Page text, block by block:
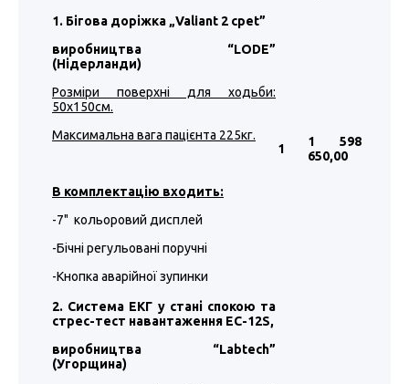
1. Бігова доріжка „Valiant 2 cpet”
виробництва “LODE”
(Нідерланди)
Розміри поверхні для ходьби:
50х150см.
Максимальна вага пацієнта 225кг.
В комплектацію входить:
-7" кольоровий дисплей
-Бічні регульовані поручні
-Кнопка аварійної зупинки
1
1 598
650,00
2. Система ЕКГ у стані спокою та
стрес-тест навантаження EC-12S,
виробництва “Labtech”
(Угорщина)